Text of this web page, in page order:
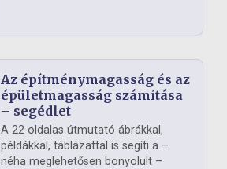
Az építménymagasság és az
épületmagasság számítása
– segédlet
A 22 oldalas útmutató ábrákkal,
példákkal, táblázattal is segíti a –
néha meglehetősen bonyolult –